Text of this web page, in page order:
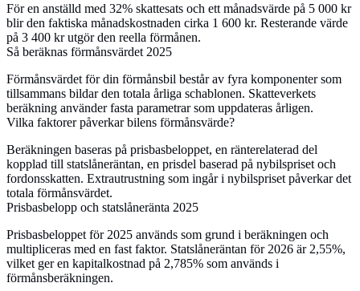
För en anställd med 32% skattesats och ett månadsvärde på 5 000 kr
blir den faktiska månadskostnaden cirka 1 600 kr. Resterande värde
på 3 400 kr utgör den reella förmånen.
Så beräknas förmånsvärdet 2025
Förmånsvärdet för din förmånsbil består av fyra komponenter som
tillsammans bildar den totala årliga schablonen. Skatteverkets
beräkning använder fasta parametrar som uppdateras årligen.
Vilka faktorer påverkar bilens förmånsvärde?
Beräkningen baseras på prisbasbeloppet, en ränterelaterad del
kopplad till statslåneräntan, en prisdel baserad på nybilspriset och
fordonsskatten. Extrautrustning som ingår i nybilspriset påverkar det
totala förmånsvärdet.
Prisbasbelopp och statslåneränta 2025
Prisbasbeloppet för 2025 används som grund i beräkningen och
multipliceras med en fast faktor. Statslåneräntan för 2026 är 2,55%,
vilket ger en kapitalkostnad på 2,785% som används i
förmånsberäkningen.